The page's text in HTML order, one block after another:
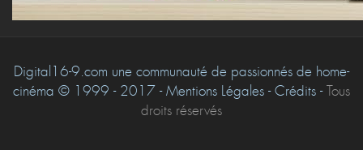
Digital16-9.com une communauté de passionnés de home-
cinéma © 1999 - 2017 - Mentions Légales - Crédits -Tous
droits réservés